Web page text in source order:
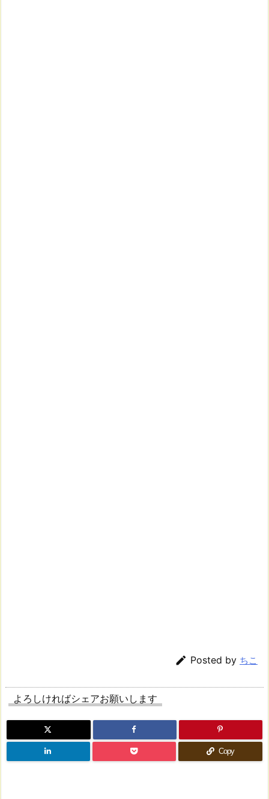
 Posted by ちこ
よろしければシェアお願いします
Copy